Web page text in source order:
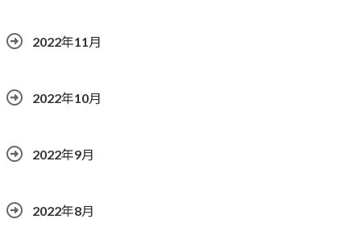
2022年11月
2022年10月
2022年9月
2022年8月